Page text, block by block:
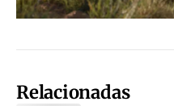
Relacionadas